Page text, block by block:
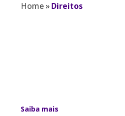
Home»Direitos
Saiba mais